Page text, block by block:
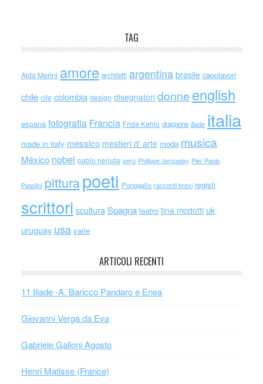
TAG
Alda Merini amore architetti argentina brasile capolavori
chile cile colombia design disegnatori donne english
espana fotografia Francia Frida Kahlo giappone iliade italia
made in italy messico mestieri d' arte moda musica
México nobel pablo neruda perù Philippe Jaroussky Pier Paolo
Pasolini pitturapoeti Portogallo racconti brevi registi
scrittori scultura Spagna teatro tina modotti uk
uruguay usa varie
ARTICOLI RECENTI
11 Iliade -A. Baricco Pandaro e Enea
Giovanni Verga da Eva
Gabriele Galloni Agosto
Henri Matisse (France)